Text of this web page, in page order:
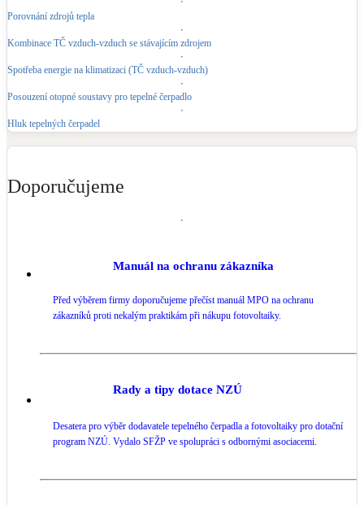
Porovnání zdrojů tepla
Kombinace TČ vzduch-vzduch se stávajícím zdrojem
Spotřeba energie na klimatizaci (TČ vzduch-vzduch)
Posouzení otopné soustavy pro tepelné čerpadlo
Hluk tepelných čerpadel
Doporučujeme
Manuál na ochranu zákazníka
Před výběrem firmy doporučujeme přečíst manuál MPO na ochranu
zákazníků proti nekalým praktikám při nákupu fotovoltaiky.
Rady a tipy dotace NZÚ
Desatera pro výběr dodavatele tepelného čerpadla a fotovoltaiky pro dotační
program NZÚ. Vydalo SFŽP ve spolupráci s odbornými asociacemi.